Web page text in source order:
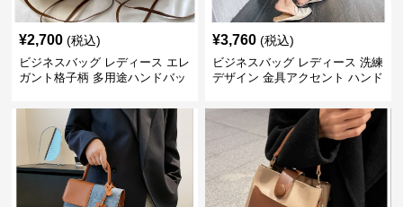
¥2,700 (税込)
ビジネスバッグ レディース エレ
ガント格子柄 多用途ハンドバッ
¥3,760 (税込)
ビジネスバッグ レディース 洗練
デザイン 金具アクセント ハンド